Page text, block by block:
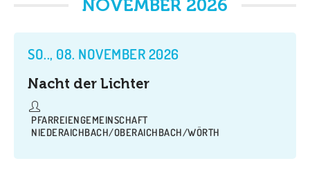
NOVEMBER 2026
SO.., 08. NOVEMBER 2026
Nacht der Lichter
PFARREIENGEMEINSCHAFT
NIEDERAICHBACH/OBERAICHBACH/WÖRTH